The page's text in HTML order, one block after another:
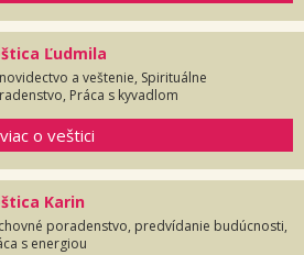
Ľudmila
a veštenie, Spirituálne
Práca s kyvadlom
viac o veštici
Karin
poradenstvo, predvídanie budúcnosti,
s energiou